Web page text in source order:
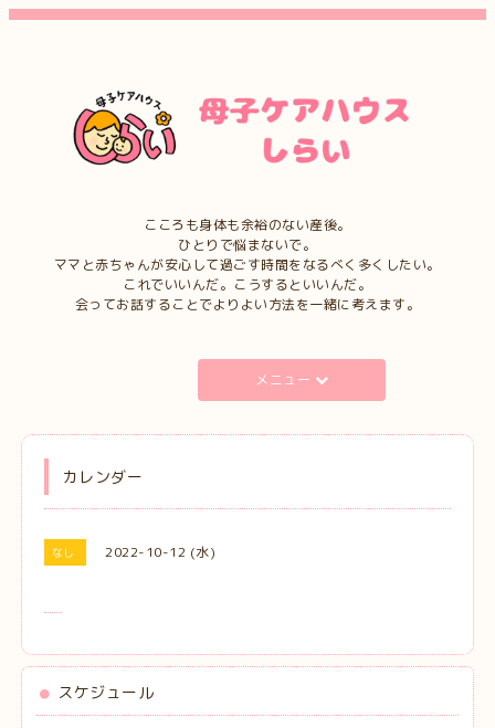
こころも身体も余裕のない産後。
ひとりで悩まないで。
ママと赤ちゃんが安心して過ごす時間をなるべく多くしたい。
これでいいんだ。こうするといいんだ。
会ってお話することでよりよい方法を一緒に考えます。
メニュー
カレンダー
なし 2022-10-12 (水)
スケジュール